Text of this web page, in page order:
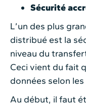
Sécurité
L’un des plus
distribué est la
niveau du
Ceci vient du fait
données selon les
Au début, il faut